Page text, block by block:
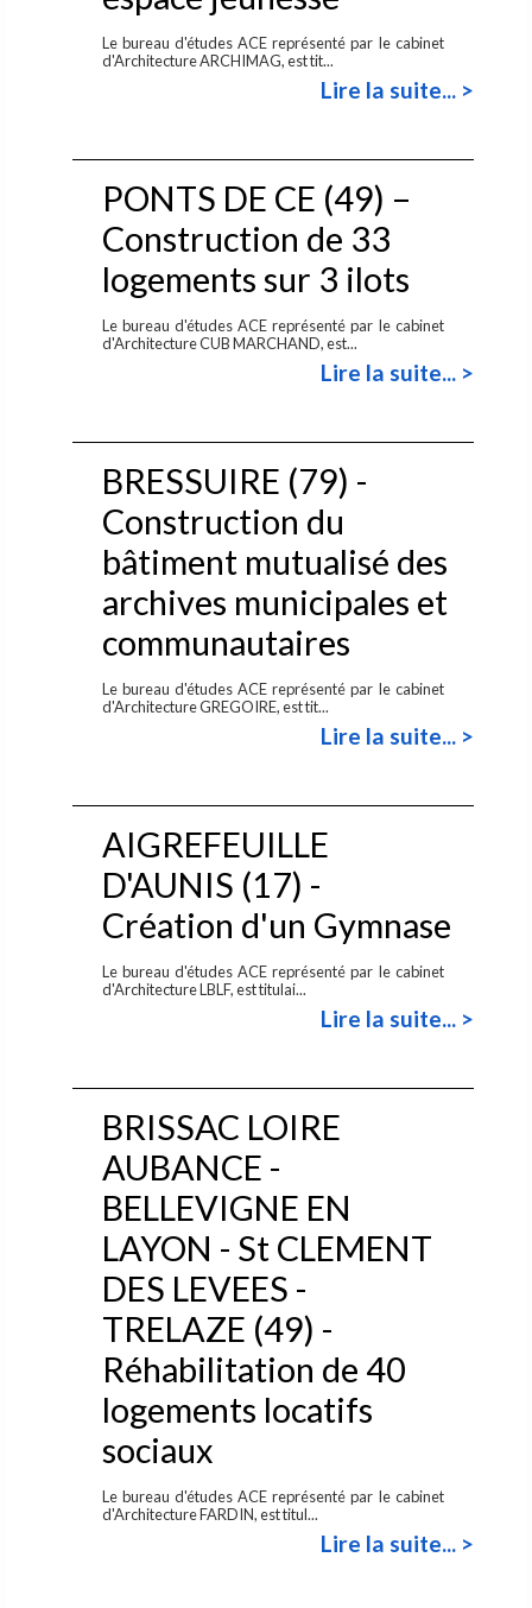
Le bureau d'études ACE représenté par le cabinet
d'Architecture ARCHIMAG, est tit...
Lire la suite... >
PONTS DE CE (49) –
Construction de 33
logements sur 3 ilots
Le bureau d'études ACE représenté par le cabinet
d'Architecture CUB MARCHAND, est...
Lire la suite... >
BRESSUIRE (79) -
Construction du
bâtiment mutualisé des
archives municipales et
communautaires
Le bureau d'études ACE représenté par le cabinet
d'Architecture GREGOIRE, est tit...
Lire la suite... >
AIGREFEUILLE
D'AUNIS (17) -
Création d'un Gymnase
Le bureau d'études ACE représenté par le cabinet
d'Architecture LBLF, est titulai...
Lire la suite... >
BRISSAC LOIRE
AUBANCE -
BELLEVIGNE EN
LAYON - St CLEMENT
DES LEVEES -
TRELAZE (49) -
Réhabilitation de 40
logements locatifs
sociaux
Le bureau d'études ACE représenté par le cabinet
d'Architecture FARDIN, est titul...
Lire la suite... >